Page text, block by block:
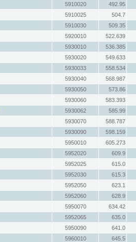
5910020
492.95
5910025
504.7
5910030
509.35
5920010
522.639
5930010
536.385
5930020
549.633
5930033
558.534
5930040
568.987
5930050
573.86
5930060
583.393
5930062
585.99
5930070
588.787
5930090
598.159
5950010
605.273
5952020
609.9
5952025
615.0
5952030
615.3
5952050
623.1
5952060
628.9
5950070
634.42
5952065
635.0
5950090
641.0
5960010
645.5